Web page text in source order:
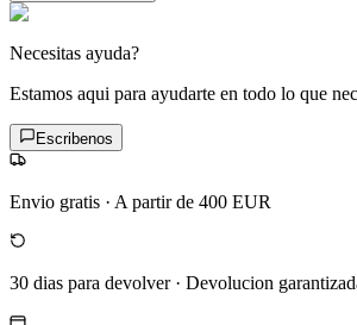
Necesitas ayuda?
Estamos aqui para ayudarte en todo lo que
Escribenos
Envio gratis · A partir de 400 EUR
30 dias para devolver· Devolucion